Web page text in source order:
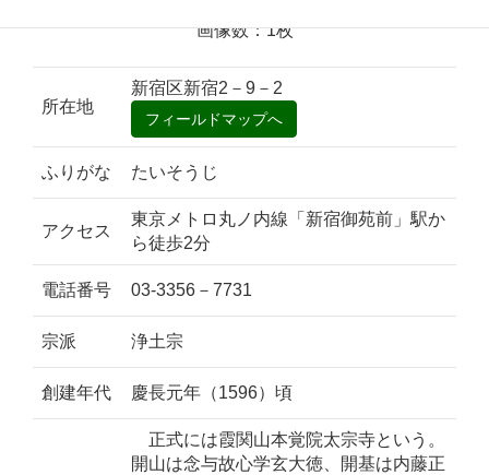
画像数：1枚
所在地
新宿区新宿2－9－2
ふりがな たいそうじ
アクセス
東京メトロ丸ノ内線「新宿御苑前」駅か
ら徒歩2分
電話番号 03-3356－7731
宗派 浄土宗
創建年代 慶長元年（1596）頃
正式には霞関山本覚院太宗寺という。
開山は念与故心学玄大徳、開基は内藤正